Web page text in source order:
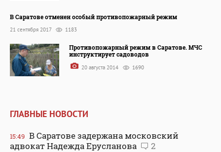
В Саратове отменен особый противопожарный режим
21 сентября 2017 1183
Противопожарный режим в Саратове. МЧС
инструктирует садоводов
20 августа 2014 1690
ГЛАВНЫЕ НОВОСТИ
15:49 В Саратове задержана московский
адвокат Надежда Ерусланова
2